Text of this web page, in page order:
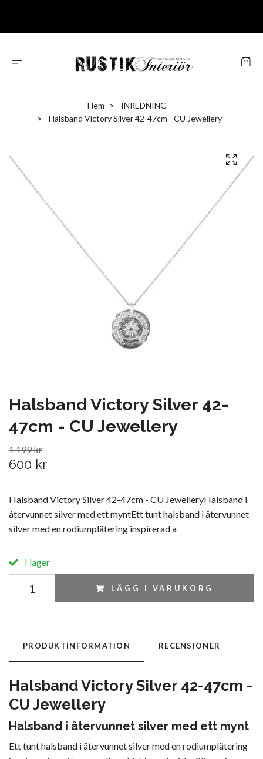
Hem
INREDNING
Halsband Victory Silver 42-47cm - CU Jewellery
Halsband Victory Silver 42-
47cm - CU Jewellery
1 199 kr
600 kr
Halsband Victory Silver 42-47cm - CU JewelleryHalsband i
återvunnet silver med ett myntEtt tunt halsband i återvunnet
silver med en rodiumplätering inspirerad a
I lager
LÄGG I VARUKORG
PRODUKTINFORMATION RECENSIONER
Halsband Victory Silver 42-47cm -
CU Jewellery
Halsband i återvunnet silver med ett mynt
Ett tunt halsband i återvunnet silver med en rodiumplätering